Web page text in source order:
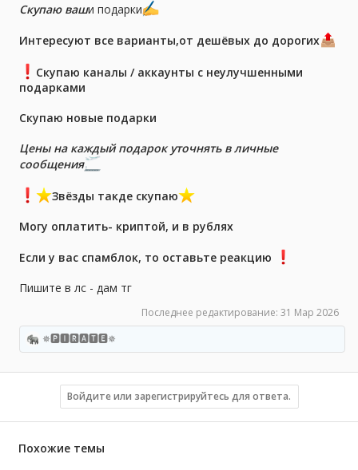
Скупаю ваши подарки
Интересуют все варианты,от дешёвых до дорогих
Скупаю каналы / аккаунты с неулучшенными
подарками
Скупаю новые подарки
Цены на каждый подарок уточнять в личные
сообщения
️Звёзды такде скупаю
Могу оплатить- криптой, и в рублях
Если у вас спамблок, то оставьте реакцию
Пишите в лс - дам тг
Последнее редактирование: 31 Мар 2026
Р
е
а
и
✵🅿🅸🆁🅰🆃🅴✵
Войдите или зарегистрируйтесь для ответа.
Похожие темы